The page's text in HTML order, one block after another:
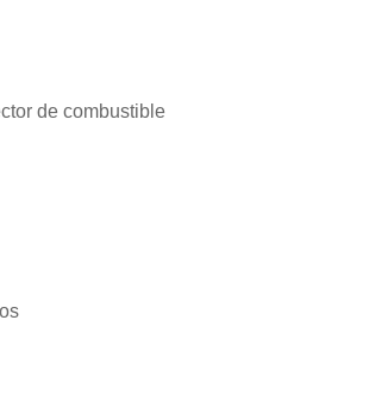
de combustible